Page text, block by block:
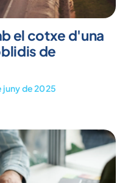
el cotxe d'una
de
juny de 2025